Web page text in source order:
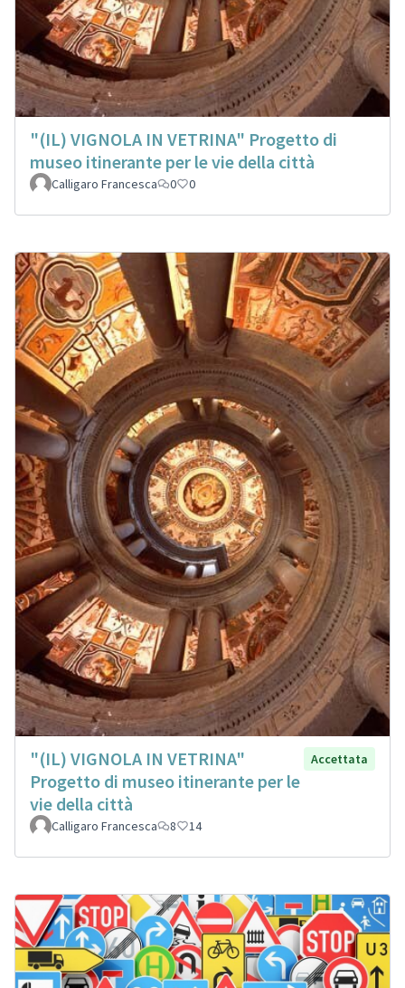
"(IL) VIGNOLA IN VETRINA" Progetto di
museo itinerante per le vie della città
Calligaro Francesca 0 0
"(IL) VIGNOLA IN VETRINA"
Progetto di museo itinerante per le
vie della città
Accettata
Calligaro Francesca 8 14